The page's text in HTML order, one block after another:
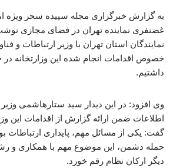
به گزارش خبرگزاری مجله سپیده سحر ویژه
غضنفری نماینده تهران در فضای مجازی
نمایندگان استان تهران با وزیر ارتباطات و
خصوص اقدامات انجام شده این وزارتخانه در
داشتیم.
وی افزود: در این دیدار سید ستارهاشمی وزیر
اطلاعات ضمن ارائه گزارش از اقدامات این
گفت: یکی از مسائل مهم، پایداری ارتباطات
حمله دشمن، این موضوع مهم با همکاری و
دیگر ارکان نظام رقم خورد.